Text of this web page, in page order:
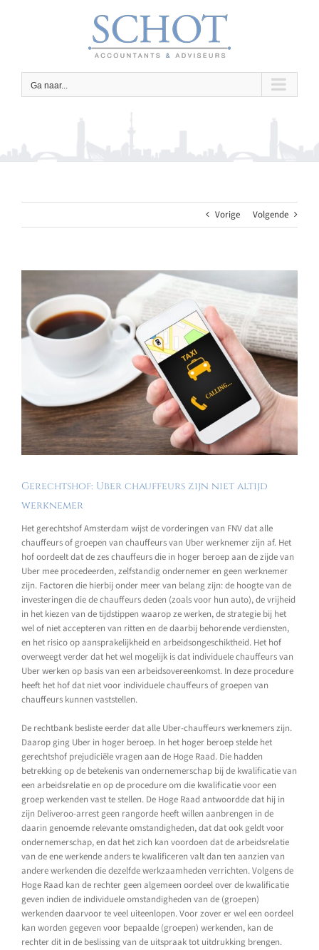
Ga naar...
Vorige Volgende
afbeelding
Gerechtshof: Uber chauffeurs zijn niet altijd
werknemer
Het gerechtshof Amsterdam wijst de vorderingen van FNV dat alle
chauffeurs of groepen van chauffeurs van Uber werknemer zijn af. Het
hof oordeelt dat de zes chauffeurs die in hoger beroep aan de zijde van
Uber mee procedeerden, zelfstandig ondernemer en geen werknemer
zijn. Factoren die hierbij onder meer van belang zijn: de hoogte van de
investeringen die de chauffeurs deden (zoals voor hun auto), de vrijheid
in het kiezen van de tijdstippen waarop ze werken, de strategie bij het
wel of niet accepteren van ritten en de daarbij behorende verdiensten,
en het risico op aansprakelijkheid en arbeidsongeschiktheid. Het hof
overweegt verder dat het wel mogelijk is dat individuele chauffeurs van
Uber werken op basis van een arbeidsovereenkomst. In deze procedure
heeft het hof dat niet voor individuele chauffeurs of groepen van
chauffeurs kunnen vaststellen.
De rechtbank besliste eerder dat alle Uber-chauffeurs werknemers zijn.
Daarop ging Uber in hoger beroep. In het hoger beroep stelde het
gerechtshof prejudiciële vragen aan de Hoge Raad. Die hadden
betrekking op de betekenis van ondernemerschap bij de kwalificatie van
een arbeidsrelatie en op de procedure om die kwalificatie voor een
groep werkenden vast te stellen. De Hoge Raad antwoordde dat hij in
zijn Deliveroo-arrest geen rangorde heeft willen aanbrengen in de
daarin genoemde relevante omstandigheden, dat dat ook geldt voor
ondernemerschap, en dat het zich kan voordoen dat de arbeidsrelatie
van de ene werkende anders te kwalificeren valt dan ten aanzien van
andere werkenden die dezelfde werkzaamheden verrichten. Volgens de
Hoge Raad kan de rechter geen algemeen oordeel over de kwalificatie
geven indien de individuele omstandigheden van de (groepen)
werkenden daarvoor te veel uiteenlopen. Voor zover er wel een oordeel
kan worden gegeven voor bepaalde (groepen) werkenden, kan de
rechter dit in de beslissing van de uitspraak tot uitdrukking brengen.